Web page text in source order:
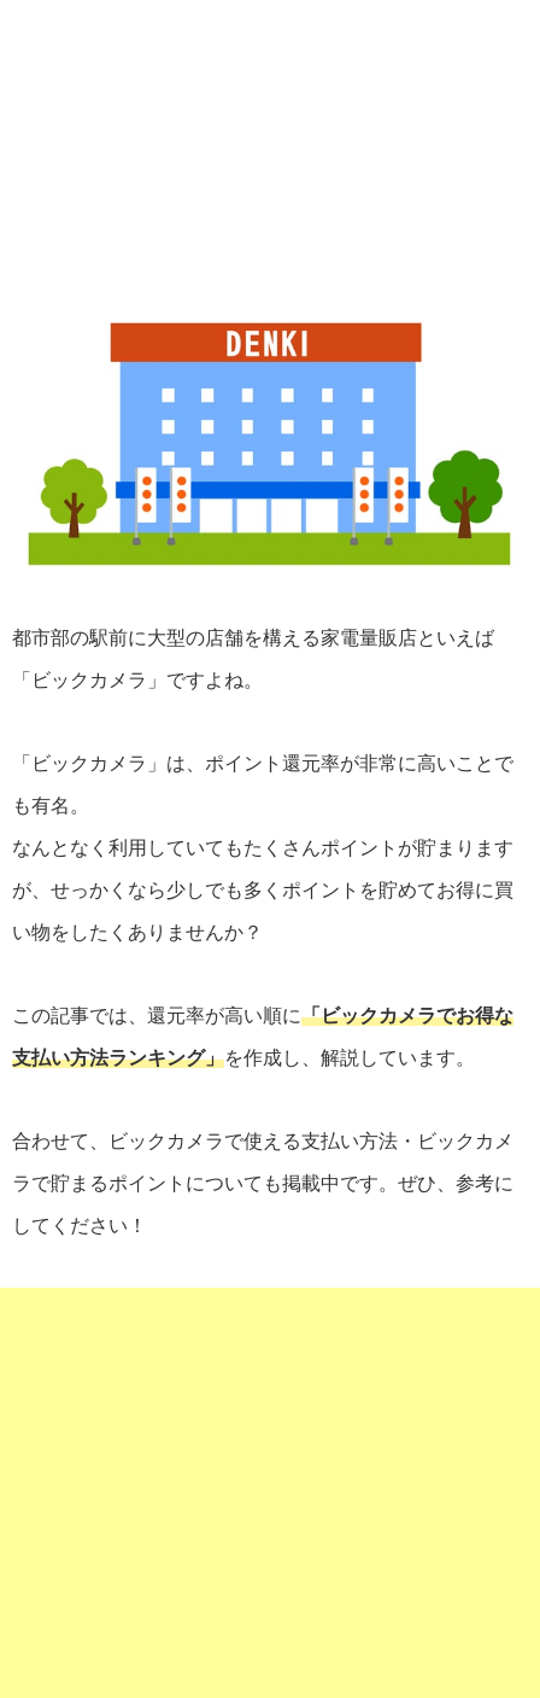
都市部の駅前に大型の店舗を構える家電量販店といえば
「ビックカメラ」ですよね。
「ビックカメラ」は、ポイント還元率が非常に高いことで
も有名。
なんとなく利用していてもたくさんポイントが貯まります
が、せっかくなら少しでも多くポイントを貯めてお得に買
い物をしたくありませんか？
この記事では、還元率が高い順に「ビックカメラでお得な
支払い方法ランキング」を作成し、解説しています。
合わせて、ビックカメラで使える支払い方法・ビックカメ
ラで貯まるポイントについても掲載中です。ぜひ、参考に
してください！